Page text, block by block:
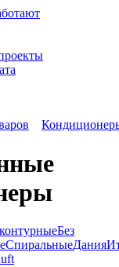
Без
СпиральныеДания